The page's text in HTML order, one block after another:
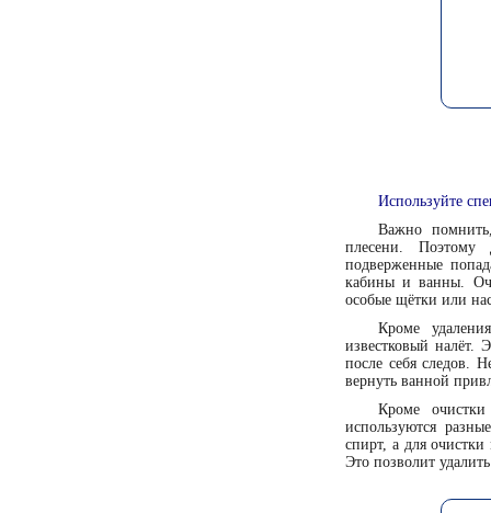
Используйте
Важно
плесени. Поэтому
подверженные
кабины и ванны.
особые щётки или
Кроме
известковый налёт.
после себя следов.
вернуть ванной
Кроме
используются
спирт, а для
Это позволит